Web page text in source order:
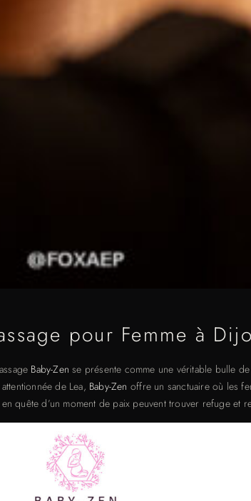
pour Femme à
Baby-Zen se présente comme une véritable bulle
de Lea, Baby-Zen offre un sanctuaire où les
quête d’un moment de paix peuvent trouver refuge et